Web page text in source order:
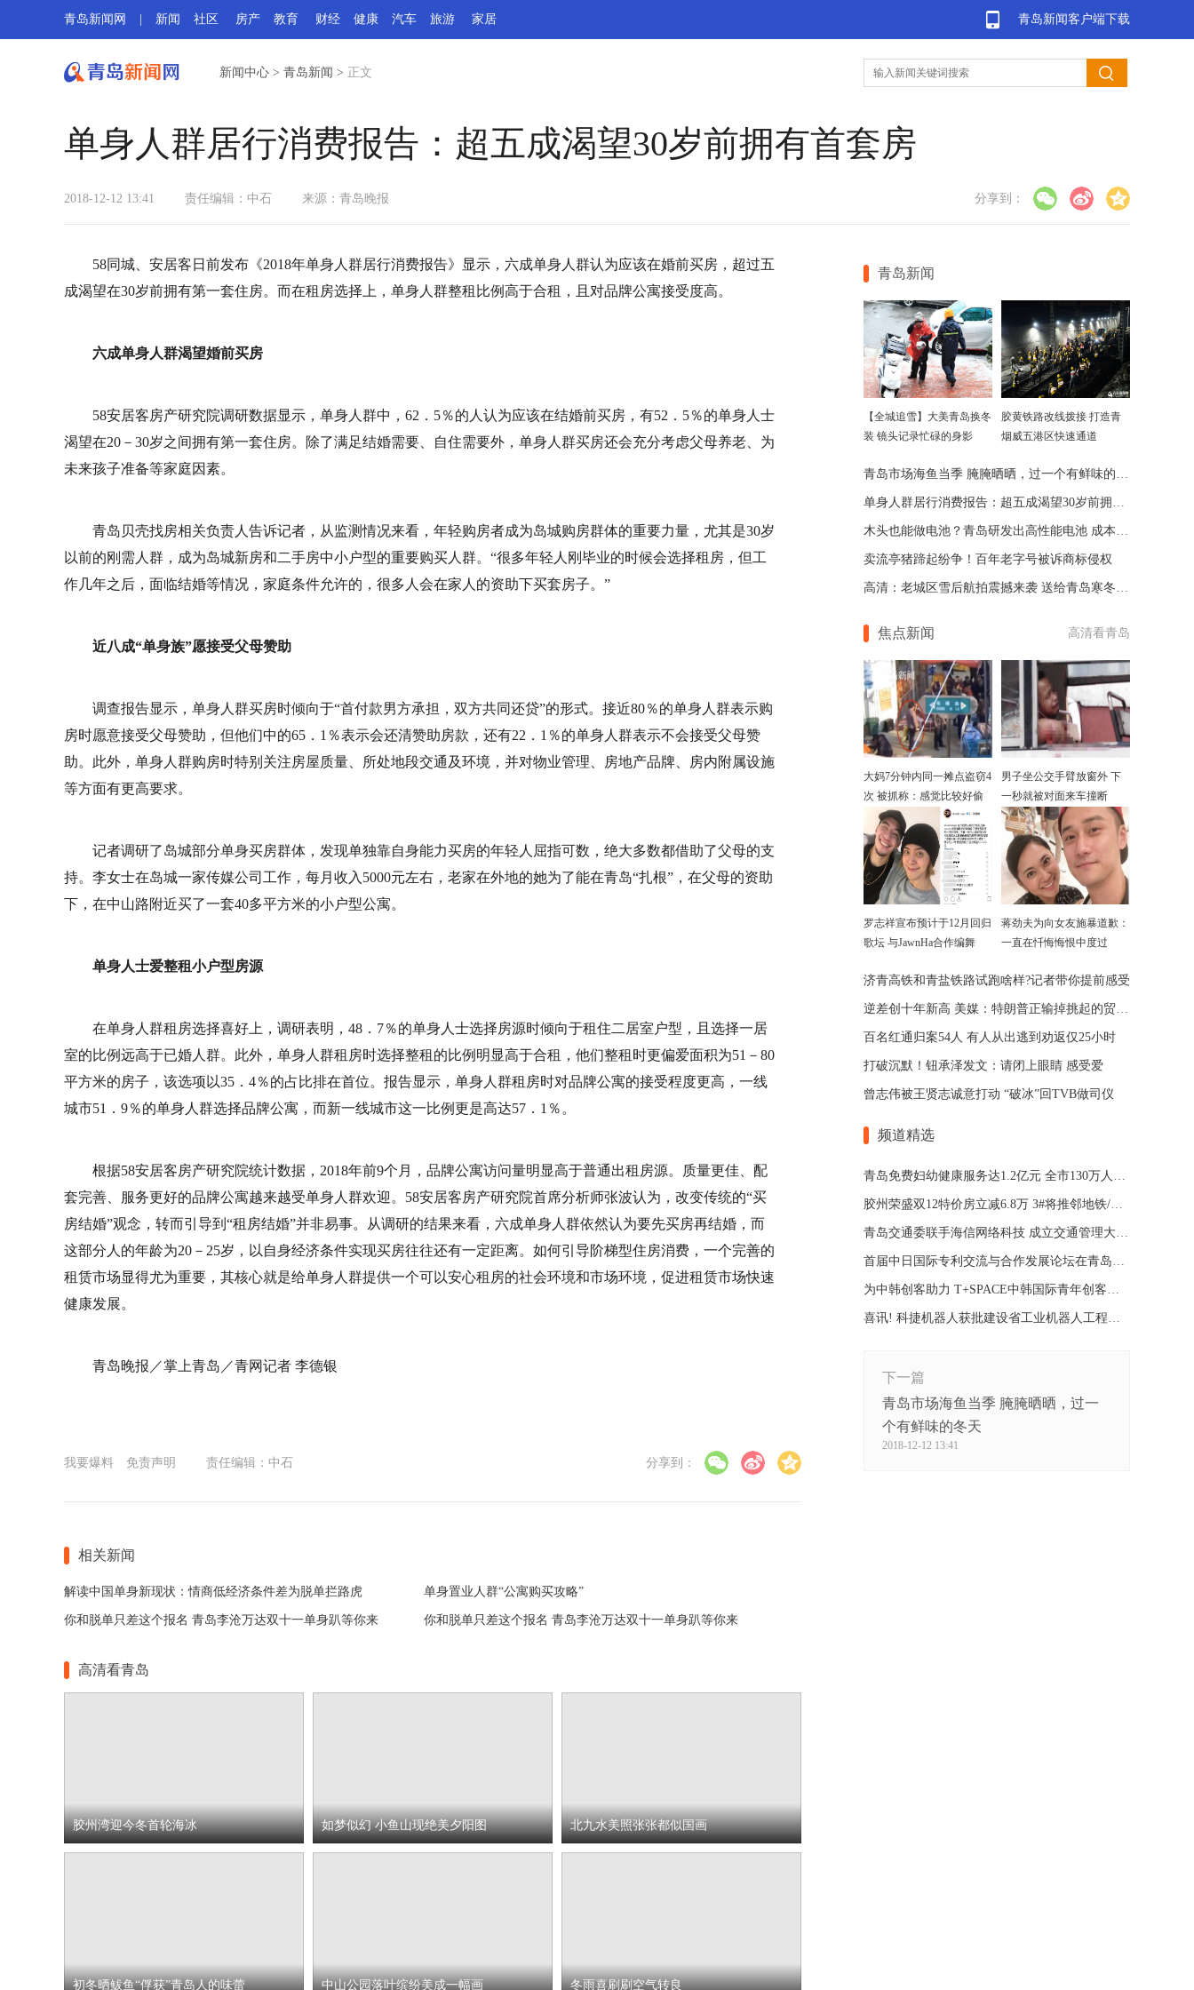
青岛新闻客户端下载
青岛新闻网 新闻 社区 房产 教育 财经 健康 汽车 旅游 家居
新闻中心 > 青岛新闻 > 正文
单身人群居行消费报告：超五成渴望30岁前拥有首套房
2018-12-12 13:41 责任编辑：中石 来源：青岛晚报 分享到：
58同城、安居客日前发布《2018年单身人群居行消费报告》显示，六成单身人群认为应该在婚前买房，超过五
成渴望在30岁前拥有第一套住房。而在租房选择上，单身人群整租比例高于合租，且对品牌公寓接受度高。
六成单身人群渴望婚前买房
58安居客房产研究院调研数据显示，单身人群中，62．5％的人认为应该在结婚前买房，有52．5％的单身人士
渴望在20－30岁之间拥有第一套住房。除了满足结婚需要、自住需要外，单身人群买房还会充分考虑父母养老、为
未来孩子准备等家庭因素。
青岛贝壳找房相关负责人告诉记者，从监测情况来看，年轻购房者成为岛城购房群体的重要力量，尤其是30岁
以前的刚需人群，成为岛城新房和二手房中小户型的重要购买人群。“很多年轻人刚毕业的时候会选择租房，但工
作几年之后，面临结婚等情况，家庭条件允许的，很多人会在家人的资助下买套房子。”
近八成“单身族”愿接受父母赞助
调查报告显示，单身人群买房时倾向于“首付款男方承担，双方共同还贷”的形式。接近80％的单身人群表示购
房时愿意接受父母赞助，但他们中的65．1％表示会还清赞助房款，还有22．1％的单身人群表示不会接受父母赞
助。此外，单身人群购房时特别关注房屋质量、所处地段交通及环境，并对物业管理、房地产品牌、房内附属设施
等方面有更高要求。
记者调研了岛城部分单身买房群体，发现单独靠自身能力买房的年轻人屈指可数，绝大多数都借助了父母的支
持。李女士在岛城一家传媒公司工作，每月收入5000元左右，老家在外地的她为了能在青岛“扎根”，在父母的资助
下，在中山路附近买了一套40多平方米的小户型公寓。
单身人士爱整租小户型房源
在单身人群租房选择喜好上，调研表明，48．7％的单身人士选择房源时倾向于租住二居室户型，且选择一居
室的比例远高于已婚人群。此外，单身人群租房时选择整租的比例明显高于合租，他们整租时更偏爱面积为51－80
平方米的房子，该选项以35．4％的占比排在首位。报告显示，单身人群租房时对品牌公寓的接受程度更高，一线
城市51．9％的单身人群选择品牌公寓，而新一线城市这一比例更是高达57．1％。
根据58安居客房产研究院统计数据，2018年前9个月，品牌公寓访问量明显高于普通出租房源。质量更佳、配
套完善、服务更好的品牌公寓越来越受单身人群欢迎。58安居客房产研究院首席分析师张波认为，改变传统的“买
房结婚”观念，转而引导到“租房结婚”并非易事。从调研的结果来看，六成单身人群依然认为要先买房再结婚，而
这部分人的年龄为20－25岁，以自身经济条件实现买房往往还有一定距离。如何引导阶梯型住房消费，一个完善的
租赁市场显得尤为重要，其核心就是给单身人群提供一个可以安心租房的社会环境和市场环境，促进租赁市场快速
健康发展。
青岛晚报／掌上青岛／青网记者 李德银
我要爆料 免责声明 责任编辑：中石 分享到：
相关新闻
解读中国单身新现状：情商低经济条件差为脱单拦路虎 单身置业人群“公寓购买攻略”
你和脱单只差这个报名 青岛李沧万达双十一单身趴等你来 你和脱单只差这个报名 青岛李沧万达双十一单身趴等你来
高清看青岛
胶州湾迎今冬首轮海冰 如梦似幻 小鱼山现绝美夕阳图 北九水美照张张都似国画
初冬晒鲅鱼“俘获”青岛人的味蕾 中山公园落叶缤纷美成一幅画 冬雨喜刷刷空气转良
青岛新闻
【全城追雪】大美青岛换冬
装 镜头记录忙碌的身影
胶黄铁路改线拨接 打造青
烟威五港区快速通道
青岛市场海鱼当季 腌腌晒晒，过一个有鲜味的冬天
单身人群居行消费报告：超五成渴望30岁前拥有首套房
木头也能做电池？青岛研发出高性能电池 成本还低
卖流亭猪蹄起纷争！百年老字号被诉商标侵权
高清：老城区雪后航拍震撼来袭 送给青岛寒冬的礼物
焦点新闻 高清看青岛
大妈7分钟内同一摊点盗窃4
次 被抓称：感觉比较好偷
男子坐公交手臂放窗外 下
一秒就被对面来车撞断
罗志祥宣布预计于12月回归
歌坛 与JawnHa合作编舞
蒋劲夫为向女友施暴道歉：
一直在忏悔悔恨中度过
济青高铁和青盐铁路试跑啥样?记者带你提前感受
逆差创十年新高 美媒：特朗普正输掉挑起的贸易战
百名红通归案54人 有人从出逃到劝返仅25小时
打破沉默！钮承泽发文：请闭上眼睛 感受爱
曾志伟被王贤志诚意打动 “破冰”回TVB做司仪
频道精选
青岛免费妇幼健康服务达1.2亿元 全市130万人获益
胶州荣盛双12特价房立减6.8万 3#将推邻地铁/青大
青岛交通委联手海信网络科技 成立交通管理大数据实验室
首届中日国际专利交流与合作发展论坛在青岛隆重举行
为中韩创客助力 T+SPACE中韩国际青年创客中心启动
喜讯! 科捷机器人获批建设省工业机器人工程技研中心
下一篇
青岛市场海鱼当季 腌腌晒晒，过一
个有鲜味的冬天
2018-12-12 13:41